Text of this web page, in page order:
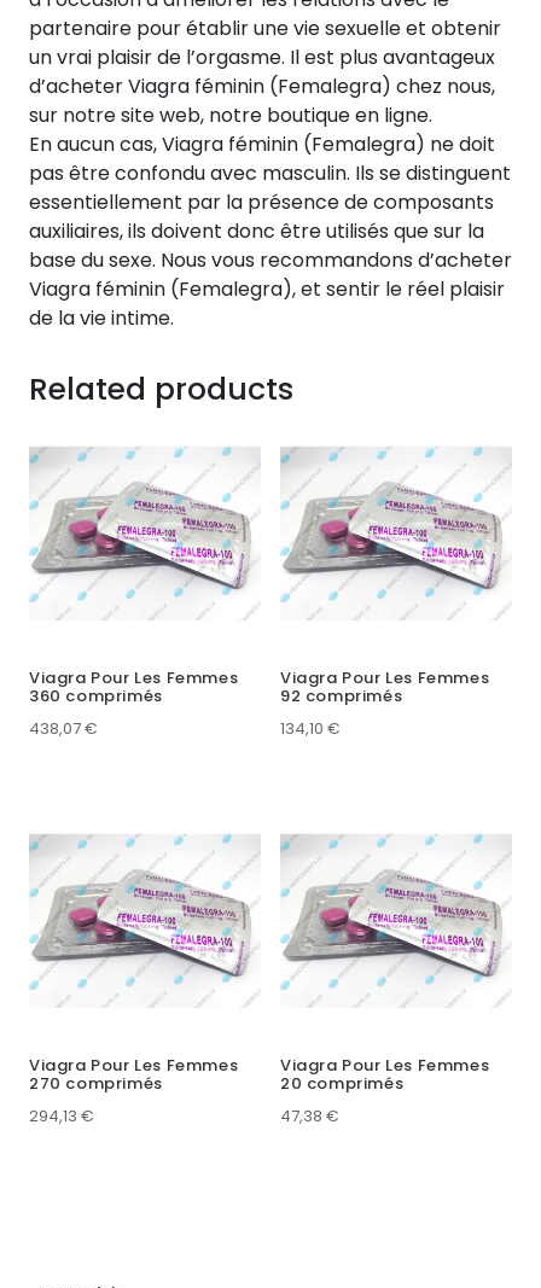
partenaire pour établir une vie sexuelle et obtenir
un vrai plaisir de l’orgasme. Il est plus avantageux
d’acheter Viagra féminin (Femalegra) chez nous,
sur notre site web, notre boutique en ligne.
En aucun cas, Viagra féminin (Femalegra) ne doit
pas être confondu avec masculin. Ils se distinguent
essentiellement par la présence de composants
auxiliaires, ils doivent donc être utilisés que sur la
base du sexe. Nous vous recommandons d’acheter
Viagra féminin (Femalegra), et sentir le réel plaisir
de la vie intime.
Related products
Viagra Pour Les Femmes
360 comprimés
438,07€
Viagra Pour Les Femmes
92 comprimés
134,10 €
Viagra Pour Les Femmes
270 comprimés
294,13 €
Viagra Pour Les Femmes
20 comprimés
47,38 €